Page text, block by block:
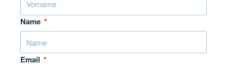
Name
Email